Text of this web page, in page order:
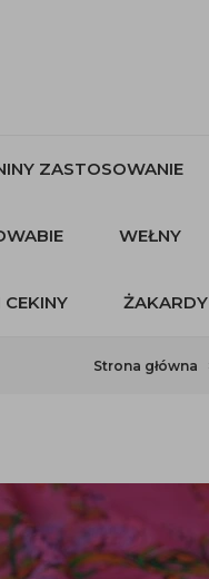
ZASTOSOWANIE
WEŁNY
ŻAKARDY
Strona główna